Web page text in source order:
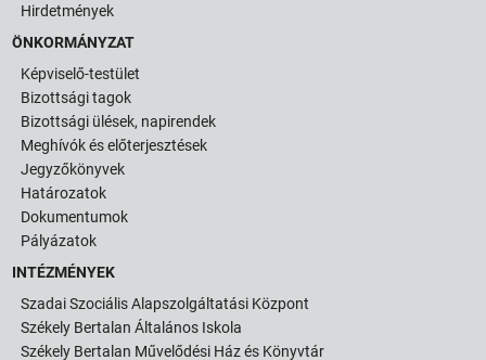
Hirdetmények
ÖNKORMÁNYZAT
Képviselő-testület
Bizottsági tagok
Bizottsági ülések, napirendek
Meghívók és előterjesztések
Jegyzőkönyvek
Határozatok
Dokumentumok
Pályázatok
INTÉZMÉNYEK
Szadai Szociális Alapszolgáltatási Központ
Székely Bertalan Általános Iskola
Székely Bertalan Művelődési Ház és Könyvtár